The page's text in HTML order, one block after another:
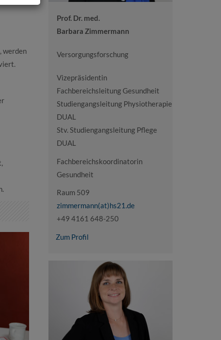
werden
Prof. Dr. med.
Barbara Zimmermann
Versorgungsforschung
Vizepräsidentin
Fachbereichsleitung Gesundheit
Studiengangsleitung Physiotherapie
DUAL
Stv. Studiengangsleitung Pflege
DUAL
Fachbereichskoordinatorin
Gesundheit
Raum 509
zimmermann(at)hs21.de
+49 4161 648-250
Zum Profil